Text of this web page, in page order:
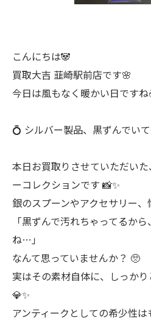
こんにちは🐼
買取大吉 韮崎駅前店です🌸
今日は風もなく暖かい日ですね
💍 シルバー製品、黒ずんでい
本日お買取りさせていただい
ーコレクションです 📸✨
銀のスプーンやアクセサリー
「黒ずんで汚れちゃってるか
ね…」
なんて思っていませんか？ 🥺
実はその素材自体に、しっか
💎✨
アンティークとしての希少性